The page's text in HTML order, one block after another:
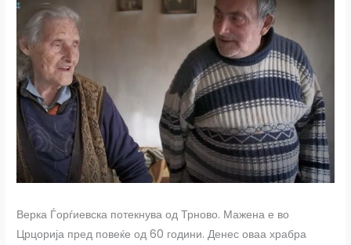
Верка Ѓорѓиевска потекнува од Трново. Мажена е во
Црцорија пред повеќе од 60 години. Денес оваа храбра